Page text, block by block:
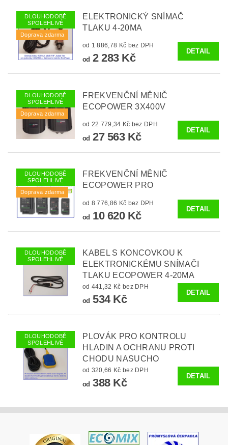
DLOUHODOBĚ
SPOLEHLIVÉ
Doprava zdarma
ELEKTRONICKÝ SNÍMAČ
TLAKU 4-20MA
od 1 886,78 Kč bez DPH
od 2 283 Kč
DETAIL
DLOUHODOBĚ
SPOLEHLIVÉ
Doprava zdarma
FREKVENČNÍ MĚNIČ
ECOPOWER 3X400V
od 22 779,34 Kč bez DPH
od 27 563 Kč
DETAIL
DLOUHODOBĚ
SPOLEHLIVÉ
Doprava zdarma
FREKVENČNÍ MĚNIČ
ECOPOWER PRO
od 8 776,86 Kč bez DPH
od 10 620 Kč
DETAIL
DLOUHODOBĚ
SPOLEHLIVÉ
KABEL S KONCOVKOU K
ELEKTRONICKÉMU SNÍMAČI
TLAKU ECOPOWER 4-20MA
od 441,32 Kč bez DPH
od 534 Kč
DETAIL
DLOUHODOBĚ
SPOLEHLIVÉ
PLOVÁK PRO KONTROLU
HLADIN A OCHRANU PROTI
CHODU NASUCHO
od 320,66 Kč bez DPH
od 388 Kč
DETAIL